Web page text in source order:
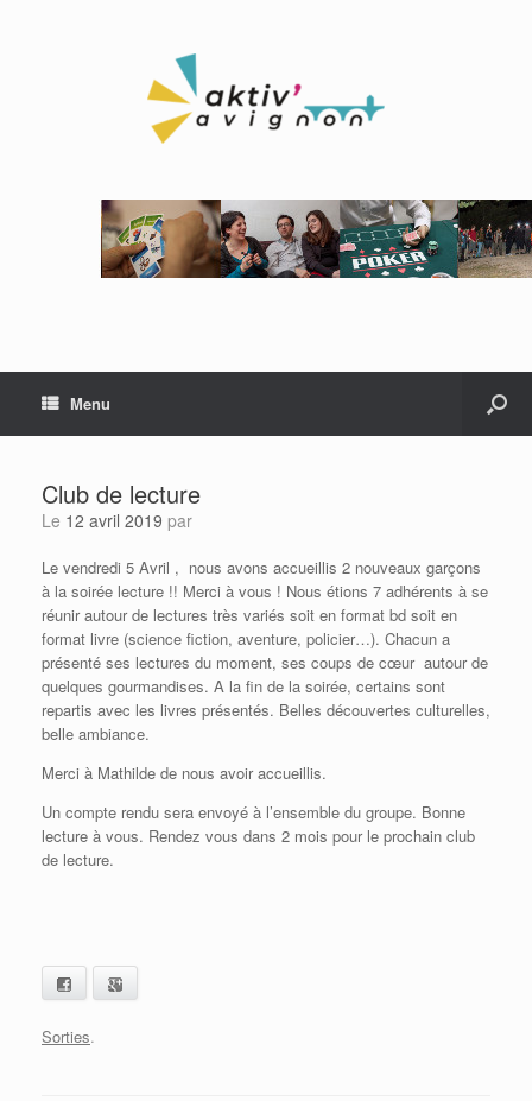
Menu
Club de lecture
Le 12 avril 2019 par
Le vendredi 5 Avril , nous avons accueillis 2 nouveaux garçons
à la soirée lecture !! Merci à vous ! Nous étions 7 adhérents à se
réunir autour de lectures très variés soit en format bd soit en
format livre (science fiction, aventure, policier…). Chacun a
présenté ses lectures du moment, ses coups de cœur autour de
quelques gourmandises. A la fin de la soirée, certains sont
repartis avec les livres présentés. Belles découvertes culturelles,
belle ambiance.
Merci à Mathilde de nous avoir accueillis.
Un compte rendu sera envoyé à l’ensemble du groupe. Bonne
lecture à vous. Rendez vous dans 2 mois pour le prochain club
de lecture.
Facebook
Sorties.